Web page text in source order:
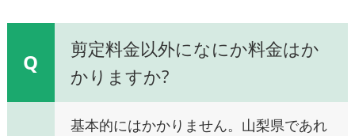
Q
剪定料金以外になにか料金はか
かりますか?
基本的にはかかりません。山梨県であれ